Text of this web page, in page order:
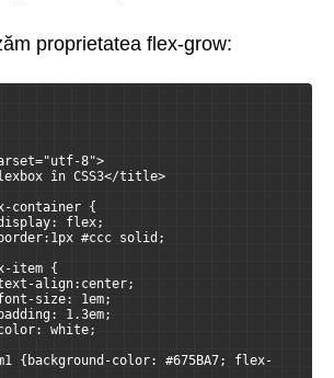
proprietatea flex-grow:
8">
în CSS3</title>
{
flex;
#ccc solid;
{
1em;
1.3em;
color: #675BA7; flex-